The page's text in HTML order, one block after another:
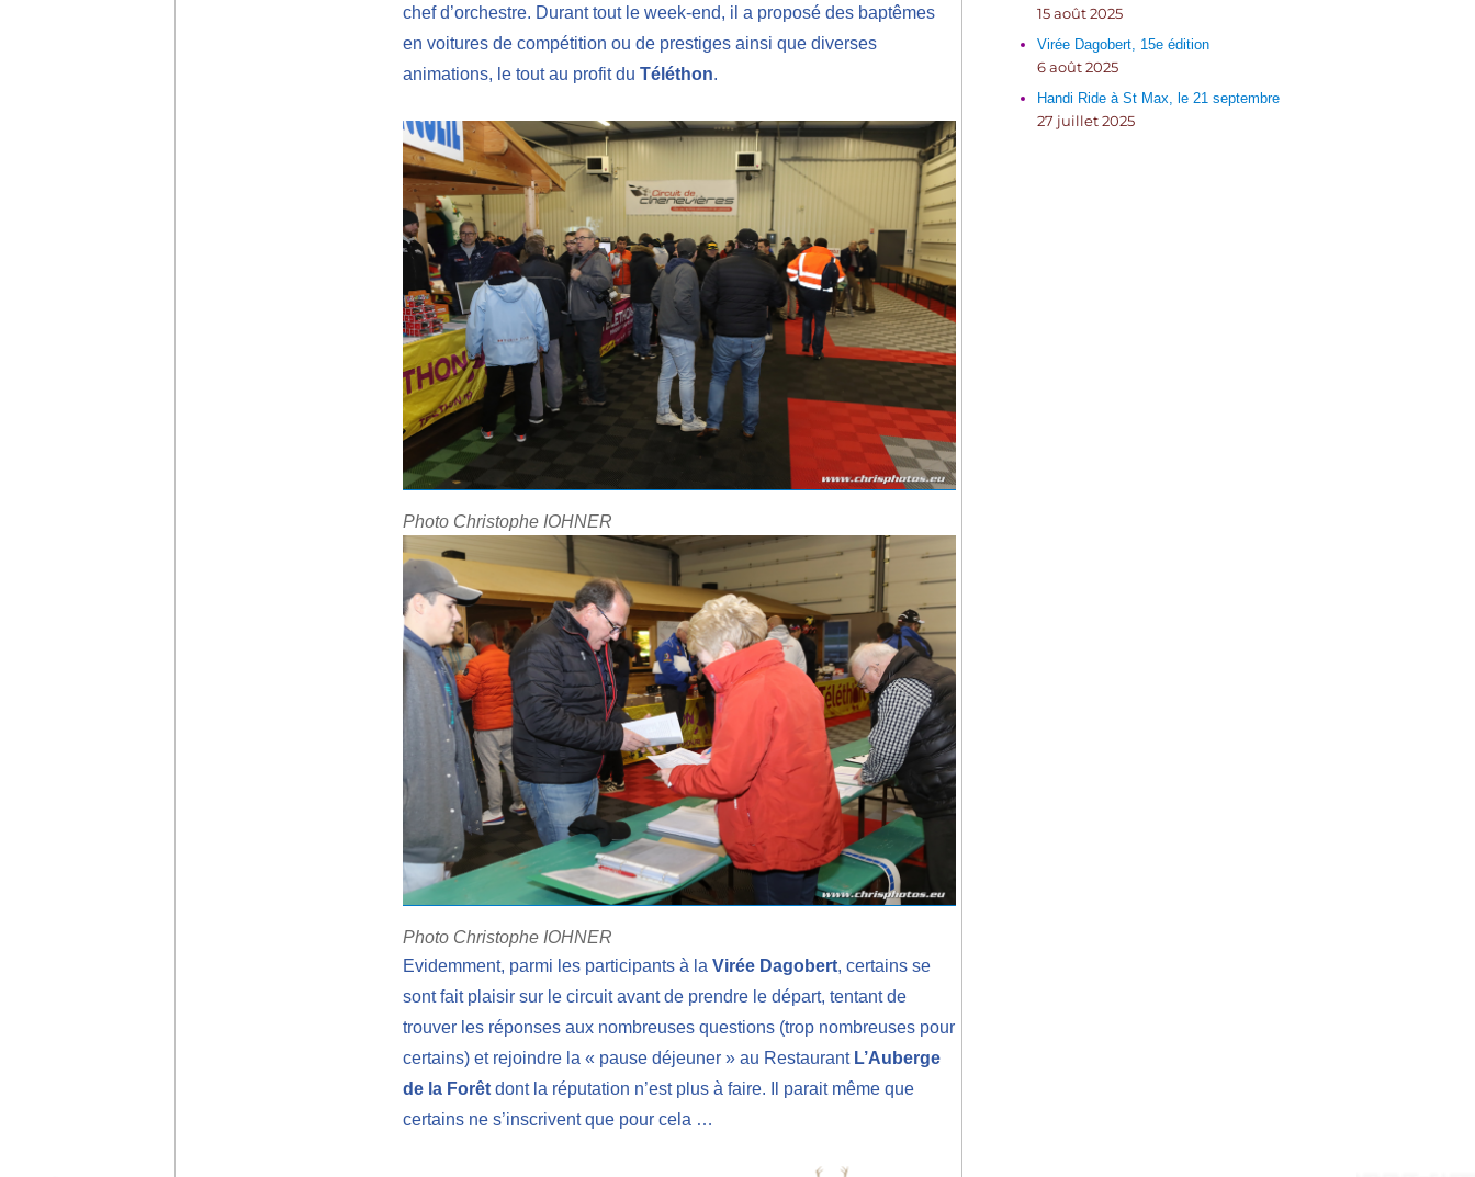
chef d’orchestre. Durant tout le week-end, il a proposé des baptêmes
en voitures de compétition ou de prestiges ainsi que diverses
animations, le tout au profit du Téléthon.
Photo Christophe IOHNER
Photo Christophe IOHNER
Evidemment, parmi les participants à la Virée Dagobert, certains se
sont fait plaisir sur le circuit avant de prendre le départ, tentant de
trouver les réponses aux nombreuses questions (trop nombreuses pour
certains) et rejoindre la « pause déjeuner » au Restaurant L’Auberge
de la Forêtdont la réputation n’est plus à faire. Il parait même que
certains ne s’inscrivent que pour cela …
15 août 2025
Virée Dagobert, 15e édition
6 août 2025
Handi Ride à St Max, le 21 septembre
27 juillet 2025